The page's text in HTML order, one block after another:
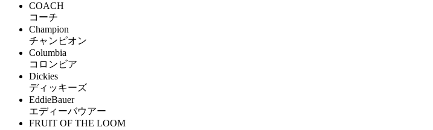
COACH
コーチ
Champion
チャンピオン
Columbia
コロンビア
Dickies
ディッキーズ
EddieBauer
エディーバウアー
FRUIT OF THE LOOM